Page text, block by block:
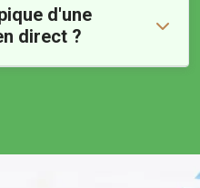
d'une
direct ?